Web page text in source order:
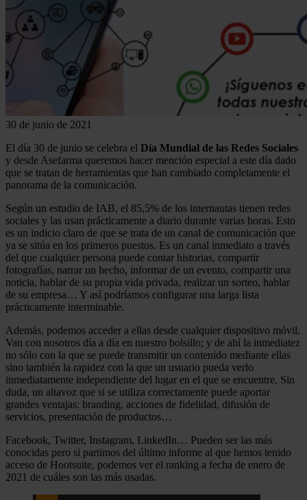
30 de junio de 2021
El día 30 de junio se celebra el Día Mundial de las Redes Sociales
y desde Asefarma queremos hacer mención especial a este día dado
que se tratan de herramientas que han cambiado completamente el
panorama de la comunicación.
Según un estudio de IAB, el 85,5% de los internautas tienen redes
sociales y las usan prácticamente a diario durante varias horas. Esto
es un indicio claro de que se trata de un canal de comunicación que
ya se sitúa en los primeros puestos. Es un canal inmediato a través
del que cualquier persona puede contar historias, compartir
fotografías, narrar un hecho, informar de un evento, compartir una
noticia, hablar de su propia vida privada, realizar un sorteo, hablar
de su empresa… Y así podríamos configurar una larga lista
prácticamente interminable.
Además, podemos acceder a ellas desde cualquier dispositivo móvil.
Van con nosotros día a día en nuestro bolsillo; y de ahí la inmediatez
no sólo con la que se puede transmitir un contenido mediante ellas
sino también la rapidez con la que un usuario pueda verlo
inmediatamente independiente del lugar en el que se encuentre. Sin
duda, un altavoz que si se utiliza correctamente puede aportar
grandes ventajas: branding, acciones de fidelidad, difusión de
servicios, presentación de productos…
Facebook, Twitter, Instagram, LinkedIn… Pueden ser las más
conocidas pero si partimos del último informe al que hemos tenido
acceso de Hootsuite, podemos ver el ranking a fecha de enero de
2021 de cuáles son las más usadas.